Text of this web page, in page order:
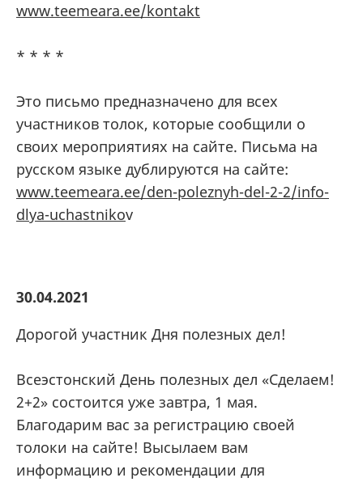
www.teemeara.ee/kontakt
* * * *
Это письмо предназначено для всех
участников толок, которые сообщили о
своих мероприятиях на сайте. Письма на
русском языке дублируются на сайте:
www.teemeara.ee/den-poleznyh-del-2-2/info-
dlya-uchastnikov
30.04.2021
Дорогой участник Дня полезных дел!
Всеэстонский День полезных дел «Сделаем!
2+2» состоится уже завтра, 1 мая.
Благодарим вас за регистрацию своей
толоки на сайте! Высылаем вам
информацию и рекомендации для